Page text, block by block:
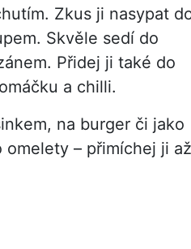
Zkus ji nasypat
Skvěle sedí do
Přidej ji také do
a chilli.
na burger či jako
– přimíchej ji až